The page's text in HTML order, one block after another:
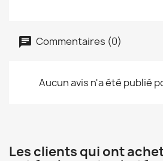
Commentaires (0)
Aucun avis n'a été publié
Les clients qui ont